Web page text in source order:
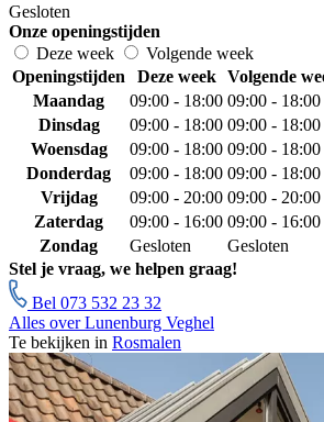
Gesloten
Onze openingstijden
Deze week
Volgende week
Openingstijden
Deze week
Volgende
Maandag
09:00 - 18:00 09:00 - 18:00
Dinsdag
09:00 - 18:00 09:00 - 18:00
Woensdag
09:00 - 18:00 09:00 - 18:00
Donderdag
09:00 - 18:00 09:00 - 18:00
Vrijdag
09:00 - 20:00 09:00 - 20:00
Zaterdag
09:00 - 16:00 09:00 - 16:00
Zondag
Gesloten
Gesloten
Stel je vraag, we helpen graag!
Bel 073 532 23 32
Alles over Lunenburg Veghel
Te bekijken in Rosmalen